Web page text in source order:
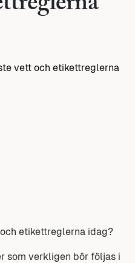
etikettreglerna idag?
som verkligen bör följas i